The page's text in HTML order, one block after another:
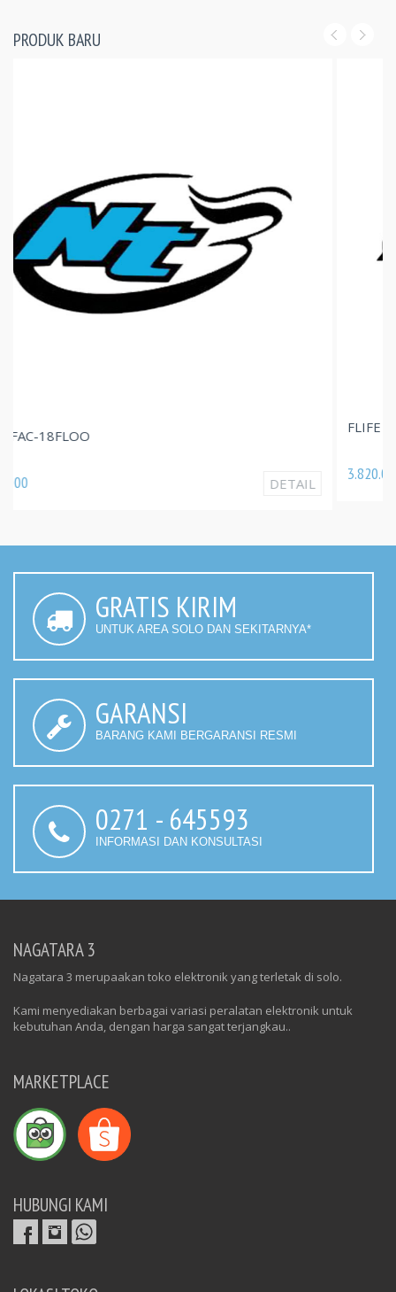
PRODUK BARU
GRATIS KIRIM
UNTUK AREA SOLO DAN SEKITARNYA*
GARANSI
BARANG KAMI BERGARANSI RESMI
0271 - 645593
INFORMASI DAN KONSULTASI
NAGATARA 3
Nagatara 3 merupaakan toko elektronik yang terletak di solo.
Kami menyediakan berbagai variasi peralatan elektronik untuk
kebutuhan Anda, dengan harga sangat terjangkau..
MARKETPLACE
HUBUNGI KAMI